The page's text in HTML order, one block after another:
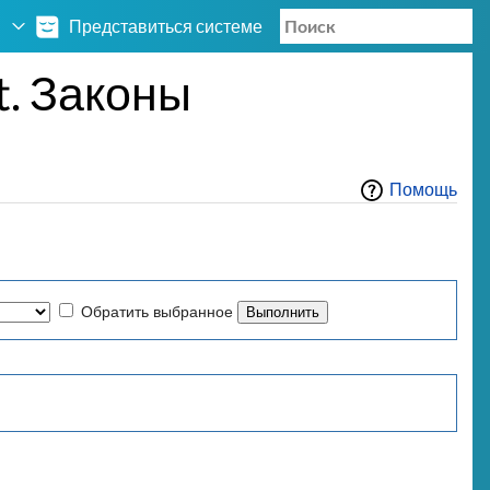
Представиться системе
Законы
Помощь
Обратить выбранное